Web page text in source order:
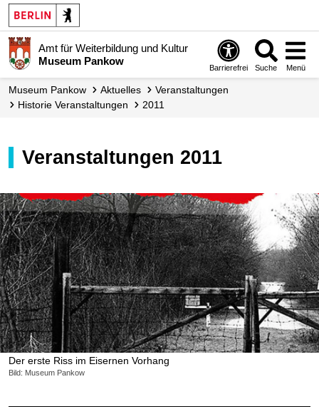
Amt für Weiterbildung und Kultur
Museum Pankow
Barrierefrei Suche Menü
Museum Pankow Aktuelles
Veranstaltungen
Historie Veranstaltungen
2011
Veranstaltungen 2011
Der erste Riss im Eisernen Vorhang
Bild: Museum Pankow